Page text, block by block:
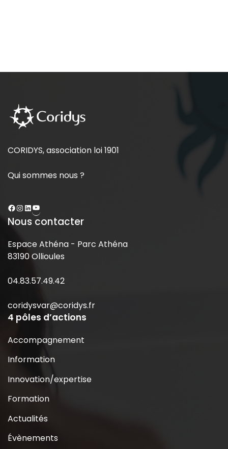
CORIDYS, association loi 1901
Qui sommes nous ?
Nous contacter
Espace Athéna - Parc Athéna
83190 Ollioules
04.83.57.49.42
coridysvar@coridys.fr
4 pôles d’actions
Accompagnement
Information
Innovation/expertise
Formation
Actualités
Évènements